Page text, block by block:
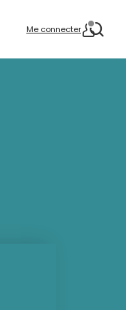
Me connecter